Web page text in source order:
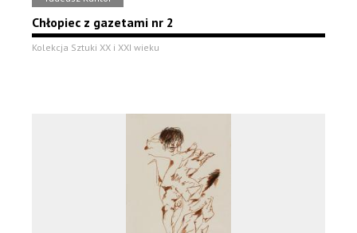
Chłopiec z gazetami nr 2
Kolekcja Sztuki XX i XXI wieku